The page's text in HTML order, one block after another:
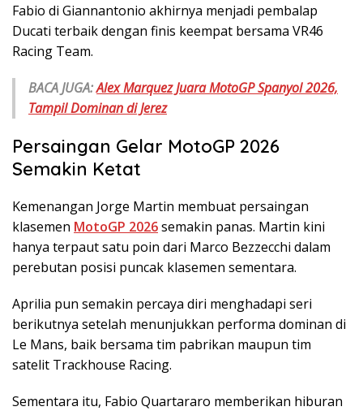
Fabio di Giannantonio akhirnya menjadi pembalap
Ducati terbaik dengan finis keempat bersama VR46
Racing Team.
BACA JUGA:Alex Marquez Juara MotoGP Spanyol 2026,
Tampil Dominan di Jerez
Persaingan Gelar MotoGP 2026
Semakin Ketat
Kemenangan Jorge Martin membuat persaingan
klasemen MotoGP 2026semakin panas. Martin kini
hanya terpaut satu poin dari Marco Bezzecchi dalam
perebutan posisi puncak klasemen sementara.
Aprilia pun semakin percaya diri menghadapi seri
berikutnya setelah menunjukkan performa dominan di
Le Mans, baik bersama tim pabrikan maupun tim
satelit Trackhouse Racing.
Sementara itu, Fabio Quartararo memberikan hiburan